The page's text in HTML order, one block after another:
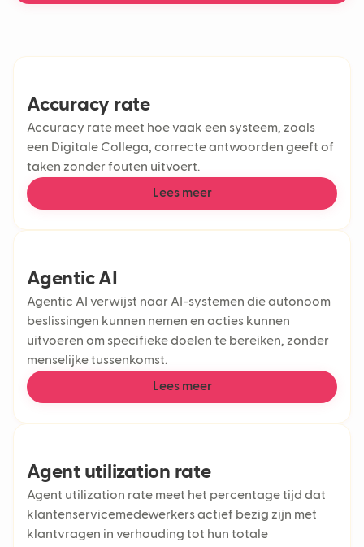
Accuracy rate
Accuracy rate meet hoe vaak een systeem, zoals
een Digitale Collega, correcte antwoorden geeft of
taken zonder fouten uitvoert.
Lees meer
Agentic AI
Agentic AI verwijst naar AI-systemen die autonoom
beslissingen kunnen nemen en acties kunnen
uitvoeren om specifieke doelen te bereiken, zonder
menselijke tussenkomst.
Lees meer
Agent utilization rate
Agent utilization rate meet het percentage tijd dat
klantenservicemedewerkers actief bezig zijn met
klantvragen in verhouding tot hun totale